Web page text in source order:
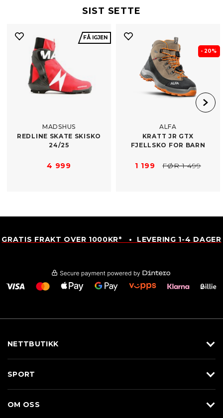
SIST SETTE
FÅ IGJEN
MADSHUS
REDLINE SKATE SKISKO
24/​25
4 999
- 20%
ALFA
KRATT JR GTX
FJELLSKO FOR BARN
1 199 FØR 1 499
GRATIS FRAKT OVER 1000KR* • LEVERING 1-4 DAGER
NETTBUTIKK
Sko
SPORT
OM OSS